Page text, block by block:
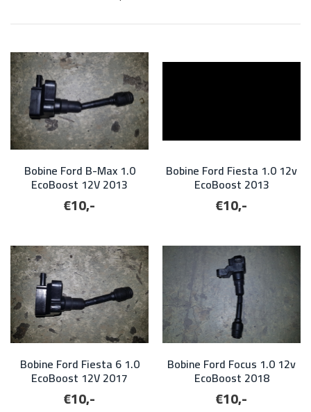
Bobine Ford B-Max 1.0
EcoBoost 12V 2013
€10,-
Bobine Ford Fiesta 1.0 12v
EcoBoost 2013
€10,-
Bobine Ford Fiesta 6 1.0
EcoBoost 12V 2017
€10,-
Bobine Ford Focus 1.0 12v
EcoBoost 2018
€10,-